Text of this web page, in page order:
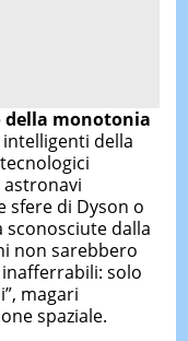
della monotonia
della
sfere di Dyson o
sconosciute dalla
non sarebbero
solo
magari
spaziale.